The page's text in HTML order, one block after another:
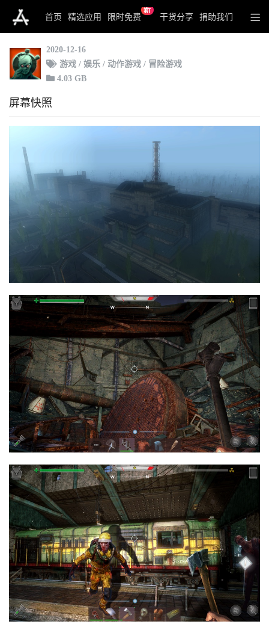
首页 精选应用 限时免费
新
干货分享 捐助我们
Escape from Chernobyl
2020-12-16
游戏 / 娱乐 / 动作游戏 / 冒险游戏
4.03 GB
屏幕快照